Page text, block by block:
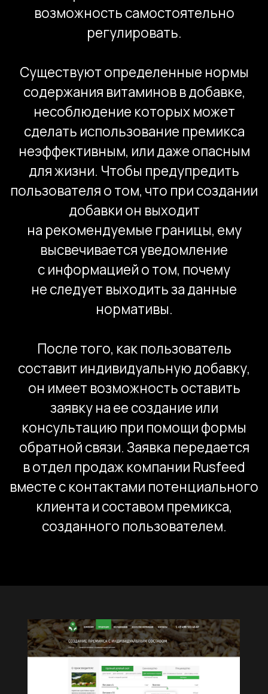
управления выбрана 1С-Битрикс. «1С-
Битрикс: Управление сайтом» —
профессиональная система
управления веб-проектами,
продукт для создания, поддержки
и успешного развития сайтов
и интернет-магазинов любого
уровня.
Результат
Мы разработали эффективный
презентационно-маркетинговый